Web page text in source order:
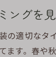
ングを
の適切なタ
ます。春や